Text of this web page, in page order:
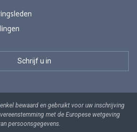
bewaard en gebruikt voor uw inschrijving
met de Europese wetgeving
persoonsgegevens.